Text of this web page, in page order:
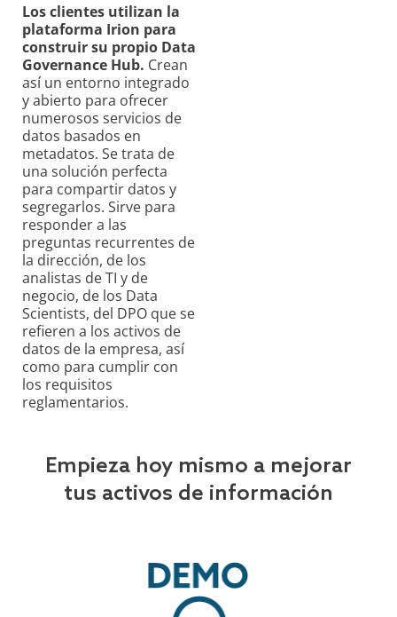
Los clientes utilizan la
plataforma Irion para
construir su propio Data
Governance Hub. Crean
así un entorno integrado
y abierto para ofrecer
numerosos servicios de
datos basados en
metadatos. Se trata de
una solución perfecta
para compartir datos y
segregarlos. Sirve para
responder a las
preguntas recurrentes de
la dirección, de los
analistas de TI y de
negocio, de los Data
Scientists, del DPO que se
refieren a los activos de
datos de la empresa, así
como para cumplir con
los requisitos
reglamentarios.
Empieza hoy mismo a mejorar
tus activos de información